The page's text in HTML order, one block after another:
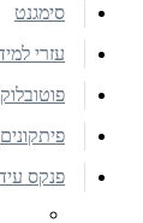
סימגנט
עזרי
פיתקונים
פנקס